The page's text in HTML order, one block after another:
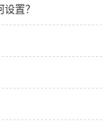
置？